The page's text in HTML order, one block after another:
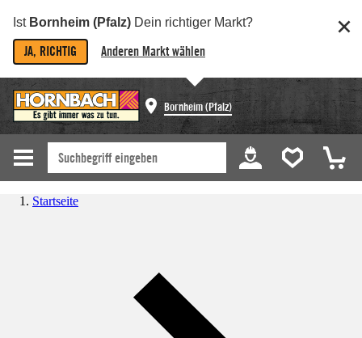
Ist Bornheim (Pfalz) Dein richtiger Markt?
JA, RICHTIG Anderen Markt wählen
Bornheim (Pfalz)
Startseite